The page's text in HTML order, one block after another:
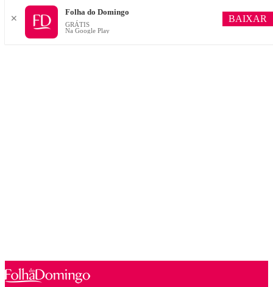
✕
Folha do Domingo
GRÁTIS
Na Google Play
BAIXAR